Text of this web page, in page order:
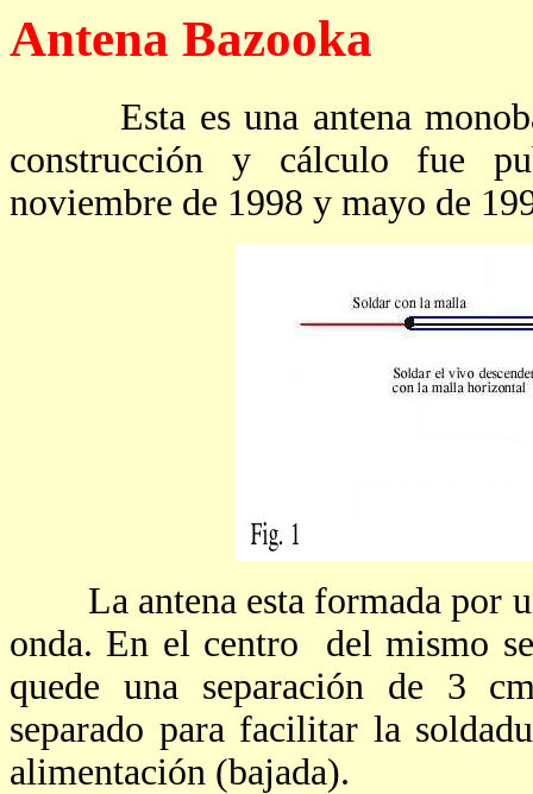
Antena Bazooka
Esta es una antena
construcción y cálculo fue
noviembre de 1998 y mayo de
La antena esta formada por
onda. En el centro del mismo
quede una separación de 3
separado para facilitar la
alimentación (bajada).